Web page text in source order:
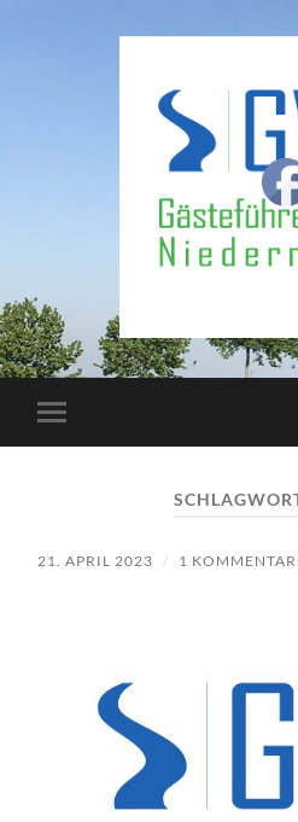
Mobile-
Menü
21. APRIL 2023 / 1 KOMMENTAR